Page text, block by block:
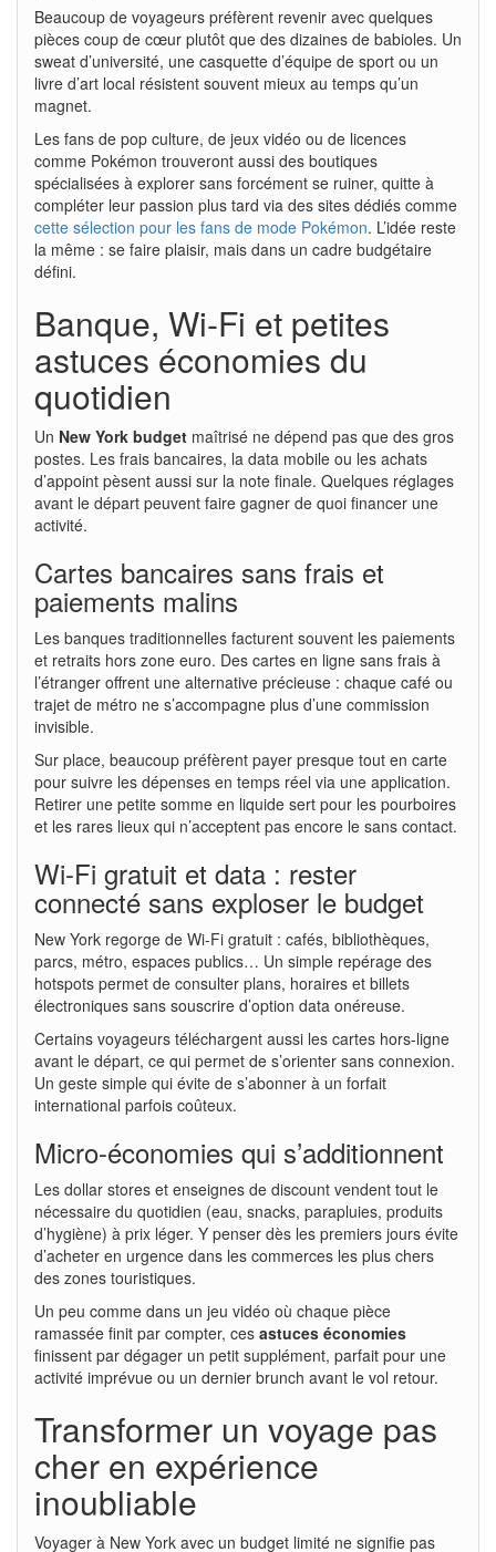
Beaucoup de voyageurs préfèrent revenir avec quelques
pièces coup de cœur plutôt que des dizaines de babioles. Un
sweat d’université, une casquette d’équipe de sport ou un
livre d’art local résistent souvent mieux au temps qu’un
magnet.
Les fans de pop culture, de jeux vidéo ou de licences
comme Pokémon trouveront aussi des boutiques
spécialisées à explorer sans forcément se ruiner, quitte à
compléter leur passion plus tard via des sites dédiés comme
cette sélection pour les fans de mode Pokémon. L’idée reste
la même : se faire plaisir, mais dans un cadre budgétaire
défini.
Banque, Wi-Fi et petites
astuces économies du
quotidien
Un New York budget maîtrisé ne dépend pas que des gros
postes. Les frais bancaires, la data mobile ou les achats
d’appoint pèsent aussi sur la note finale. Quelques réglages
avant le départ peuvent faire gagner de quoi financer une
activité.
Cartes bancaires sans frais et
paiements malins
Les banques traditionnelles facturent souvent les paiements
et retraits hors zone euro. Des cartes en ligne sans frais à
l’étranger offrent une alternative précieuse : chaque café ou
trajet de métro ne s’accompagne plus d’une commission
invisible.
Sur place, beaucoup préfèrent payer presque tout en carte
pour suivre les dépenses en temps réel via une application.
Retirer une petite somme en liquide sert pour les pourboires
et les rares lieux qui n’acceptent pas encore le sans contact.
Wi-Fi gratuit et data : rester
connecté sans exploser le budget
New York regorge de Wi-Fi gratuit : cafés, bibliothèques,
parcs, métro, espaces publics… Un simple repérage des
hotspots permet de consulter plans, horaires et billets
électroniques sans souscrire d’option data onéreuse.
Certains voyageurs téléchargent aussi les cartes hors-ligne
avant le départ, ce qui permet de s’orienter sans connexion.
Un geste simple qui évite de s’abonner à un forfait
international parfois coûteux.
Micro-économies qui s’additionnent
Les dollar stores et enseignes de discount vendent tout le
nécessaire du quotidien (eau, snacks, parapluies, produits
d’hygiène) à prix léger. Y penser dès les premiers jours évite
d’acheter en urgence dans les commerces les plus chers
des zones touristiques.
Un peu comme dans un jeu vidéo où chaque pièce
ramassée finit par compter, ces astuces économies
finissent par dégager un petit supplément, parfait pour une
activité imprévue ou un dernier brunch avant le vol retour.
Transformer un voyage pas
cher en expérience
inoubliable
Voyager à New York avec un budget limité ne signifie pas